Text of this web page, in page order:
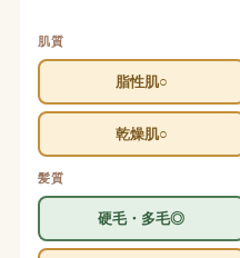
肌質
脂性肌○
乾燥肌○
髪質
硬毛・多毛◎